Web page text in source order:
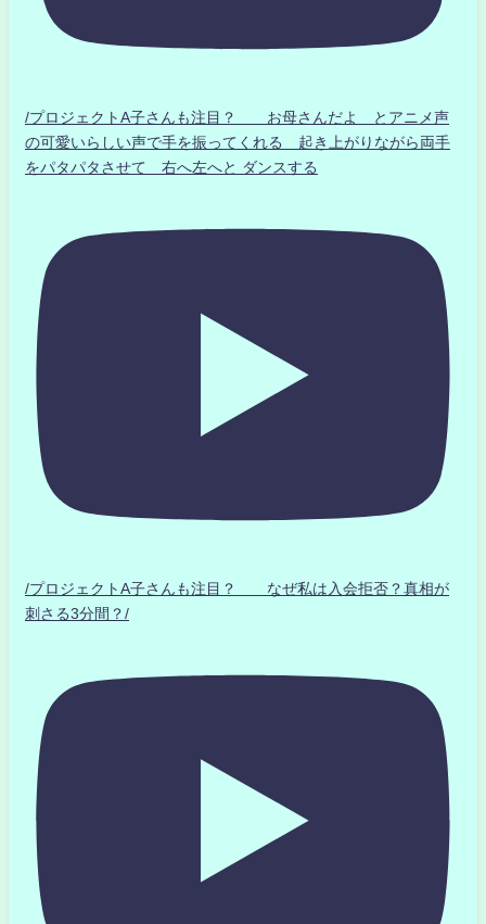
/プロジェクトA子さんも注目？ お母さんだよ とアニメ声
の可愛いらしい声で手を振ってくれる 起き上がりながら両手
をパタパタさせて 右へ左へと ダンスする
/プロジェクトA子さんも注目？ なぜ私は入会拒否？真相が
刺さる3分間？/